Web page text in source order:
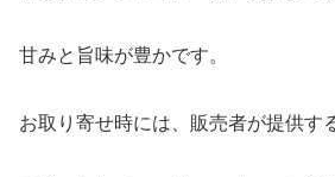
甘みと旨味が豊かです。
お取り寄せ時には、販売者が提供す